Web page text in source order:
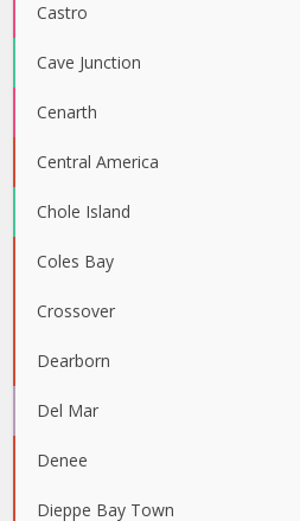
Castro
Cave Junction
Cenarth
Central America
Chole Island
Coles Bay
Crossover
Dearborn
Del Mar
Denee
Dieppe Bay Town